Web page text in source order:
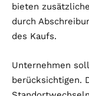
bieten
durch
des Kaufs.
Unternehmen
berücksichtigen.